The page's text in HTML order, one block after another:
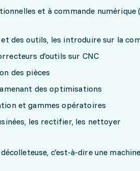
et à commande numérique
des outils, les introduire sur la
d'outils sur CNC
des pièces
des optimisations
et gammes opératoires
les rectifier, les nettoyer
décolleteuse, c'est-à-dire une